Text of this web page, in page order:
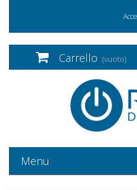
Carrello (vuoto)
Menu